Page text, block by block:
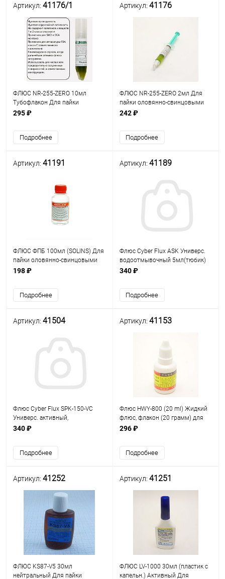
Артикул: 41176/1
ФЛЮС NR-255-ZERO 10мл
Тубофлакон Для пайки
оловянно-свинцовыми
+225°С; для бессвинцовой
пайки - до +270°С.
295 ₽
Подробнее
Артикул: 41176
ФЛЮС NR-255-ZERO 2мл Для
пайки оловянно-свинцовыми
припоями – оот +220 до
пайки - до +270°С.
Безотмывочный Серебро, медь,
242 ₽
Подробнее
Артикул: 41191
ФЛЮС ФПБ 100мл (SOLINS) Для
пайки оловянно-свинцовыми
припоями и бессвинцовой
Безотмывочный
198 ₽
Подробнее
Артикул: 41189
Флюс Cyber Flux ASK Универс.
водоотмывочный 5мл(тюбик)
(гель) для пайки меди и её
и т.д. Для лужения нерж.стали.
Темпер
340 ₽
Подробнее
Артикул: 41504
Флюс Cyber Flux SPK-150-VC
Универс. активный,
водоотмывочный 5мл (тюбик)
сплавов. Температура использ.
150-400°С.
340 ₽
Подробнее
Артикул: 41153
Флюс HWY-800 (20 ml) Жидкий
флюс, флакон (20 грамм) для
пайки железа, стали, цинка
296 ₽
Подробнее
Артикул: 41252
ФЛЮС KS87-V5 30мл
нейтральный Для пайки
Артикул: 41251
ФЛЮС LV-1000 30мл (пластик с
капельн.) Активный Для